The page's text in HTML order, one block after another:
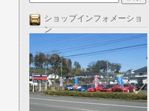
ショップインフォメーショ
ン